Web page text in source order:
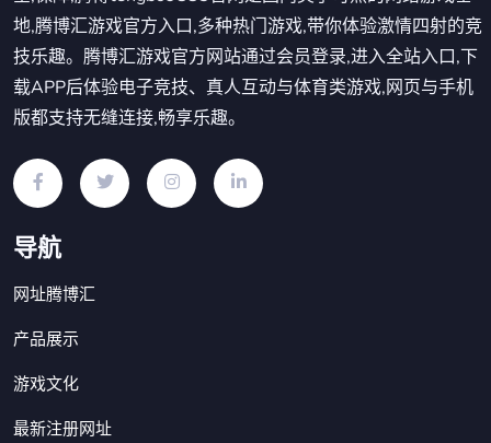
地,腾博汇游戏官方入口,多种热门游戏,带你体验激情四射的竞
技乐趣。腾博汇游戏官方网站通过会员登录,进入全站入口,下
载APP后体验电子竞技、真人互动与体育类游戏,网页与手机
版都支持无缝连接,畅享乐趣。
导航
网址腾博汇
产品展示
游戏文化
最新注册网址